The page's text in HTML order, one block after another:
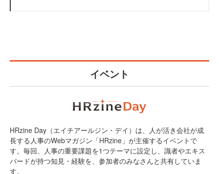
イベント
HRzine Day（エイチアールジン・デイ）は、人が活き会社が成
長する人事のWebマガジン「HRzine」が主催するイベントで
す。毎回、人事の重要課題を1つテーマに設定し、識者やエキス
パードが持つ知見・経験を、参加者のみなさんと共有していま
す。